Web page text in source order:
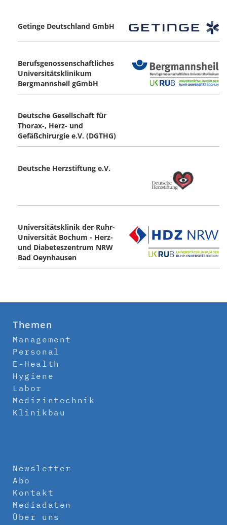
Getinge Deutschland GmbH
Berufsgenossenschaftliches
Universitätsklinikum
Bergmannsheil gGmbH
Deutsche Gesellschaft für
Thorax-, Herz- und
Gefäßchirurgie e.V. (DGTHG)
Deutsche Herzstiftung e.V.
Universitätsklinik der Ruhr-
Universität Bochum - Herz-
und Diabeteszentrum NRW
Bad Oeynhausen
Themen
Management
Personal
E-Health
Hygiene
Labor
Medizintechnik
Klinikbau
Newsletter
Abo
Kontakt
Mediadaten
Über uns